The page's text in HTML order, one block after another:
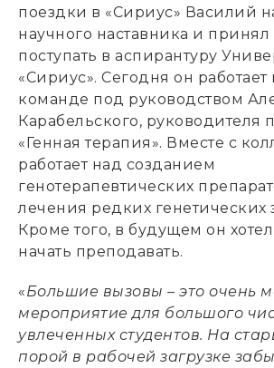
поездки в «Сириус» Василий
научного наставника и
поступать в аспирантуру
«Сириус». Сегодня он работает
команде под руководством
Карабельского, руководителя
«Генная терапия». Вместе с
работает над созданием
генотерапевтических
лечения редких генетических
Кроме того, в будущем он
начать преподавать.
«Большие вызовы – это очень
мероприятие для большого
увлеченных студентов. На
порой в рабочей загрузке